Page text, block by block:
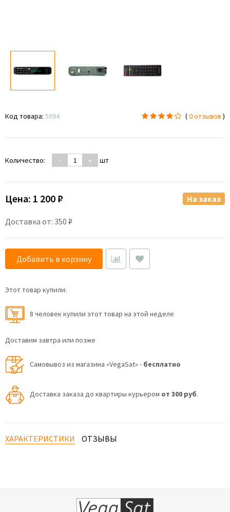
Код товара: 5694 (0 отзывов )
Количество: - + шт
Цена: 1 200 ₽
Доставка от: 350 ₽
На заказ
Добавить в корзину
Этот товар купили:
8 человек купили этот товар на этой неделе
Доставим завтра или позже
Самовывоз из магазина «VegaSat» - бесплатно
Доставка заказа до квартиры курьером от 300 руб.
ХАРАКТЕРИСТИКИ ОТЗЫВЫ